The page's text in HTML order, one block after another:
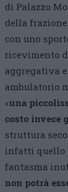
di Palazzo
della frazione
con uno
ricevimento
aggregativa
ambulatorio
«una
costo invece
struttura
infatti quello
fantasma
non potrà